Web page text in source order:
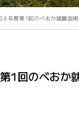
８年度第1回のべおか就職説
1回のべおか